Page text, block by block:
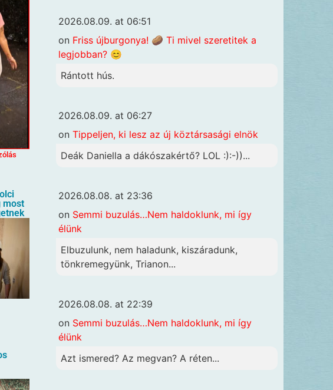
most
2026.08.09. at 06:51
on Friss újburgonya! 🥔 Ti mivel szeretitek a
legjobban? 😊
Rántott hús.
2026.08.09. at 06:27
on Tippeljen, ki lesz az új köztársasági elnök
Deák Daniella a dákószakértő? LOL :):-))...
2026.08.08. at 23:36
on Semmi buzulás…Nem haldoklunk, mi így
élünk
Elbuzulunk, nem haladunk, kiszáradunk,
tönkremegyünk, Trianon...
2026.08.08. at 22:39
on Semmi buzulás…Nem haldoklunk, mi így
élünk
Azt ismered? Az megvan? A réten...